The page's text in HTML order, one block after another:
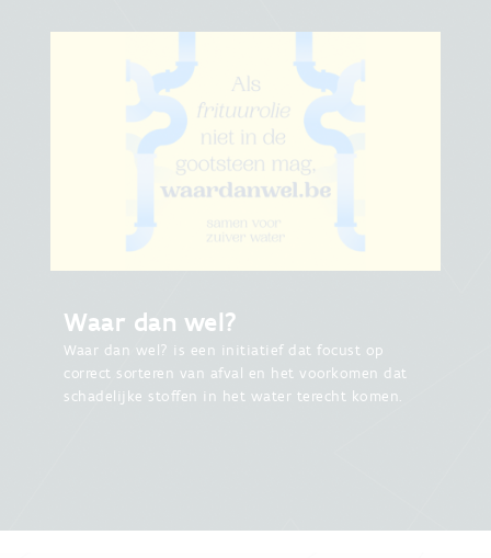
Waar dan wel?
Waar dan wel? is een initiatief dat focust op
correct sorteren van afval en het voorkomen dat
schadelijke stoffen in het water terecht komen.